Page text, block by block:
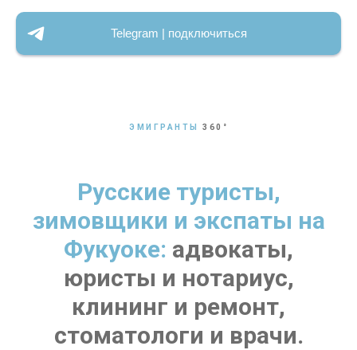
Telegram | подключиться
ЭМИГРАНТЫ 360 °
Русские туристы,
зимовщики и экспаты на
Фукуоке: адвокаты,
юристы и нотариус,
клининг и ремонт,
стоматологи и врачи.